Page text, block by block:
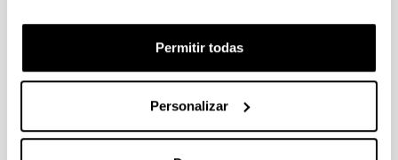
Permitir todas
Personalizar
Ecology. Uttieri, M. (eds). Nova Science Publishers,
Inc.
Página de inicio - Página de fin:
ISBN/ISSN: